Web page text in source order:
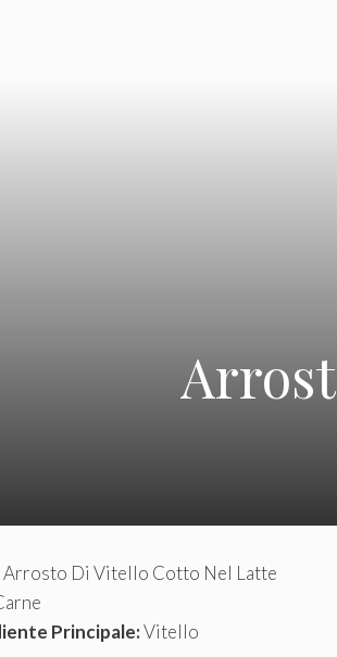
Arrosto Di Vitello Cotto Nel Latte
Principale:Vitello